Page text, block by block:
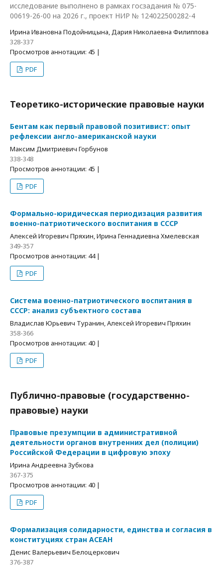
исследование выполнено в рамках госзадания № 075-
00619-26-00 на 2026 г., проект НИР № 124022500282-4
Ирина Ивановна Подойницына, Дария Николаевна Филиппова
328-337
Просмотров аннотации: 45 |
PDF
Теоретико-исторические правовые науки
Бентам как первый правовой позитивист: опыт
рефлексии англо-американской науки
Максим Дмитриевич Горбунов
338-348
Просмотров аннотации: 45 |
PDF
Формально-юридическая периодизация развития
военно-патриотического воспитания в СССР
Алексей Игоревич Пряхин, Ирина Геннадиевна Хмелевская
349-357
Просмотров аннотации: 44 |
PDF
Система военно-патриотического воспитания в
СССР: анализ субъектного состава
Владислав Юрьевич Туранин, Алексей Игоревич Пряхин
358-366
Просмотров аннотации: 40 |
PDF
Публично-правовые (государственно-
правовые) науки
Правовые презумпции в административной
деятельности органов внутренних дел (полиции)
Российской Федерации в цифровую эпоху
Ирина Андреевна Зубкова
367-375
Просмотров аннотации: 40 |
PDF
Формализация солидарности, единства и согласия в
конституциях стран АСЕАН
Денис Валерьевич Белоцеркович
376-387